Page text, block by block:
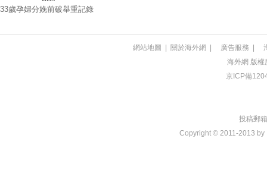
33歲孕婦分娩前破舉重記錄
網站地圖 | 關於海外網 | 廣告服務 |
海外網 版權
京ICP備
投稿郵
Copyright © 2011-2013 by